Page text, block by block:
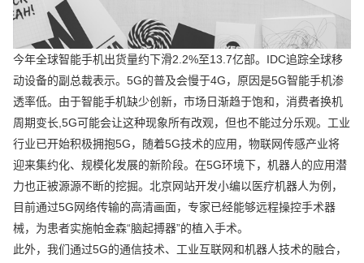
今年全球智能手机出货量约下滑2.2%至13.7亿部。IDC追踪全球移
动设备的副总裁表示。5G的普及会慢于4G，原因是5G智能手机渗
透率低。由于智能手机缺少创新，市场日渐趋于饱和，消费者换机
周期变长,5G可能会让这种现象所有改观，但也不能过分乐观。工业
行业已开始积极拥抱5G，随着5G技术的应用，物联网传感产业将
迎来集约化、规模化发展的新阶段。在5G环境下，机器人的应用潜
力也正被源源不断的挖掘。北京网站开发小编以医疗机器人为例，
目前通过5G网络传输的高清画面，专家已经能够远程操控手术器
械，为患者实施帕金森“脑起搏器”的植入手术。
此外，我们通过5G的通信技术、工业互联网和机器人技术的融合，